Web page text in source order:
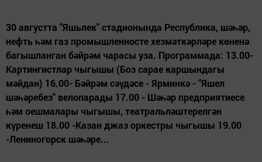
30 августта "Яшьлек" стадионында Республика, шәһәр,
нефть һәм газ промышленносте хезмәткәрләре көненә
багышланган бәйрәм чарасы уза. Программада: 13.00-
Картингистлар чыгышы (Боз сарае каршындагы
мәйдан) 16.00- Бәйрәм сәүдәсе - Ярминкә - "Яшел
шәһәребез" велопарады 17.00 - Шәһәр предприятиесе
һәм оешмалары чыгышы, театральләштерелгән
күренеш 18.00 -Казан джаз оркестры чыгышы 19.00
-Лениногорск шәһәре...